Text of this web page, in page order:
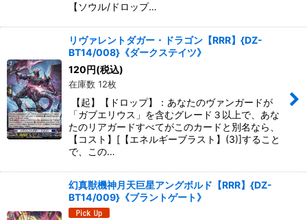
【ソウル/ドロップ…
リヴァレントダガー・ドラゴン【RRR】{DZ-
BT14/008}《ダークステイツ》
120円(税込)
在庫数 12枚
【起】【ドロップ】：あなたのヴァンガードが
「ガブエリウス」を含むグレード３以上で、あな
たのリアガードすべてがこのカードと別名なら、
【コスト】[【エネルギーブラスト】(3)]すること
で、この…
幻真獣機神月天巨星アングボルド【RRR】{DZ-
BT14/009}《ブラントゲート》